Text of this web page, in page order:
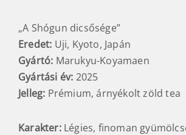
„A Shógun dicsősége”
Eredet: Uji, Kyoto, Japán
Gyártó: Marukyu-Koyamaen
Gyártási év: 2025
Jelleg: Prémium, árnyékolt zöld tea
Karakter: Légies, finoman